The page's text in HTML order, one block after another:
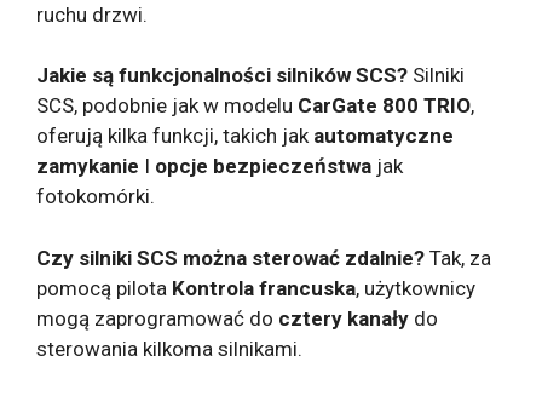
ruchu drzwi.
Jakie są funkcjonalności silników SCS? Silniki
SCS, podobnie jak w modelu CarGate 800 TRIO,
oferują kilka funkcji, takich jak automatyczne
zamykanie I opcje bezpieczeństwa jak
fotokomórki.
Czy silniki SCS można sterować zdalnie? Tak, za
pomocą pilota Kontrola francuska, użytkownicy
mogą zaprogramować do cztery kanały do
sterowania kilkoma silnikami.